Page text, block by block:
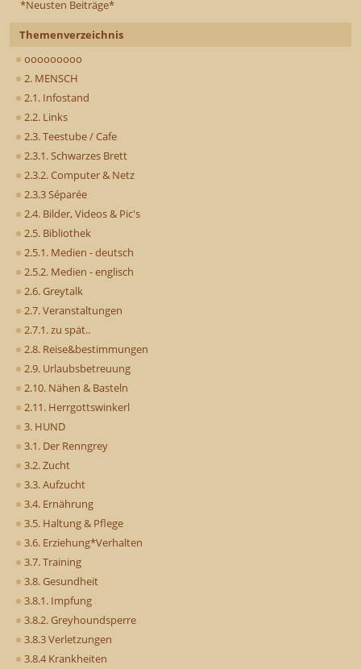
*Neusten Beiträge*
Themenverzeichnis
ooooooooo
2. MENSCH
2.1. Infostand
2.2. Links
2.3. Teestube / Cafe
2.3.1. Schwarzes Brett
2.3.2. Computer & Netz
2.3.3 Séparée
2.4. Bilder, Videos & Pic's
2.5. Bibliothek
2.5.1. Medien - deutsch
2.5.2. Medien - englisch
2.6. Greytalk
2.7. Veranstaltungen
2.7.1. zu spät..
2.8. Reise&bestimmungen
2.9. Urlaubsbetreuung
2.10. Nähen & Basteln
2.11. Herrgottswinkerl
3. HUND
3.1. Der Renngrey
3.2. Zucht
3.3. Aufzucht
3.4. Ernährung
3.5. Haltung & Pflege
3.6. Erziehung*Verhalten
3.7. Training
3.8. Gesundheit
3.8.1. Impfung
3.8.2. Greyhoundsperre
3.8.3 Verletzungen
3.8.4 Krankheiten